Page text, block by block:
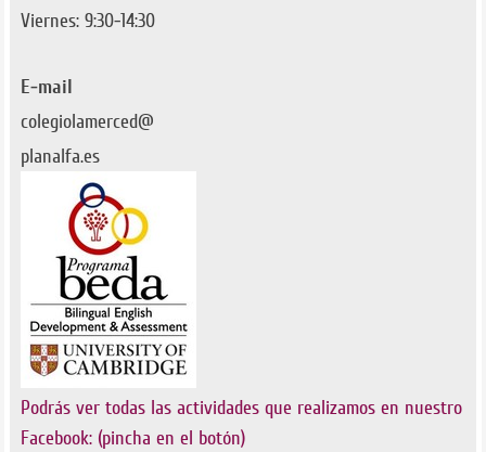
Viernes: 9:30-14:30
E-mail
colegiolamerced@
planalfa.es
Podrás ver todas las actividades que realizamos en nuestro
Facebook: (pincha en el botón)